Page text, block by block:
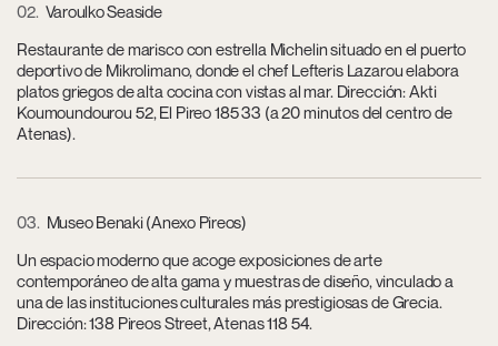
02 Varoulko Seaside
Restaurante de marisco con estrella Michelin situado en el puerto
deportivo de Mikrolimano, donde el chef Lefteris Lazarou elabora
platos griegos de alta cocina con vistas al mar. Dirección: Akti
Koumoundourou 52, El Pireo 185 33 (a 20 minutos del centro de
Atenas).
03
Museo Benaki (Anexo Pireos)
Un espacio moderno que acoge exposiciones de arte
contemporáneo de alta gama y muestras de diseño, vinculado a
una de las instituciones culturales más prestigiosas de Grecia.
Dirección: 138 Pireos Street, Atenas 118 54.